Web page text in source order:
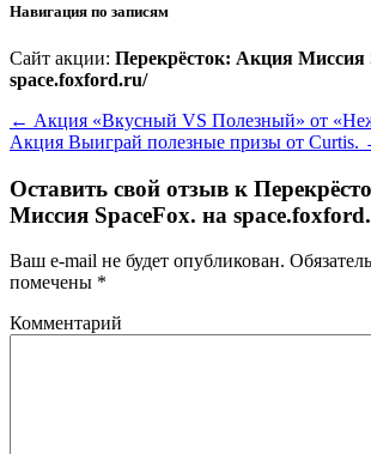
Навигация по записям
Сайт акции: Перекрёсток: Акция Миссия
space.foxford.ru/
← Акция «Вкусный VS Полезный» от
Акция Выиграй полезные призы от Curtis.
Оставить свой отзыв к
Миссия SpaceFox. на
Ваш e-mail не будет опубликован.
помечены *
Комментарий